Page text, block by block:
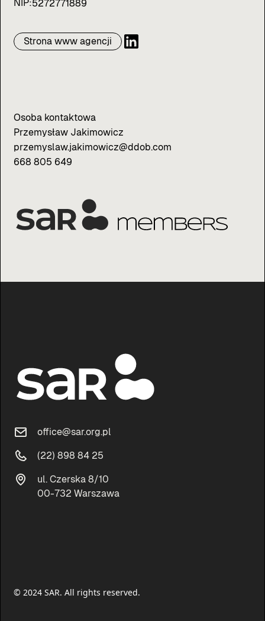
NIP:5272771889
Strona www agencji
Osoba kontaktowa
Przemysław Jakimowicz
przemyslaw.jakimowicz@ddob.com
668 805 649
office@sar.org.pl
(22) 898 84 25
ul. Czerska 8/10
00-732 Warszawa
© 2024 SAR. All rights reserved.